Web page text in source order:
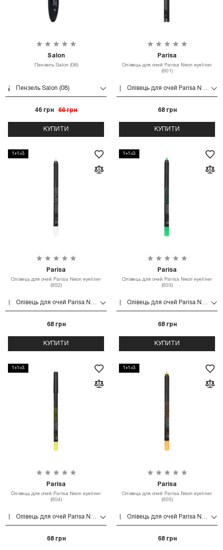
Salon
Пензель Salon (08)
Пензель Salon (08)
46 грн 66 грн
КУПИТИ
Parisa
Олівець для очей Parisa Neon eyeliner
(601)
Олівець для очей Parisa Neon eyeliner (601)
68 грн
КУПИТИ
1+1=3
Parisa
Олівець для очей Parisa Neon eyeliner
(602)
Олівець для очей Parisa Neon eyeliner (602)
68 грн
КУПИТИ
1+1=3
Parisa
Олівець для очей Parisa Neon eyeliner
(603)
Олівець для очей Parisa Neon eyeliner (603)
68 грн
КУПИТИ
1+1=3
Parisa
Олівець для очей Parisa Neon eyeliner
(604)
Олівець для очей Parisa Neon eyeliner (604)
68 грн
1+1=3
Parisa
Олівець для очей Parisa Neon eyeliner
(605)
Олівець для очей Parisa Neon eyeliner (605)
68 грн